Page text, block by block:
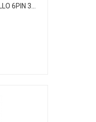
[EC-1500] SWITCH CODILLO 6PIN 3GOLPES ON/OFF/ON 6AMP NEGRO 250VAC